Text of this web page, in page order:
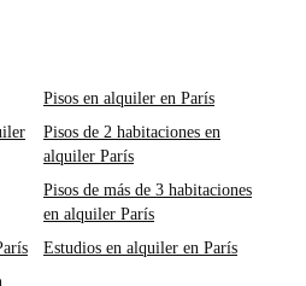
Pisos en alquiler en París
Pisos de 2 habitaciones en
alquiler París
Pisos de más de 3 habitaciones
en alquiler París
Estudios en alquiler en París